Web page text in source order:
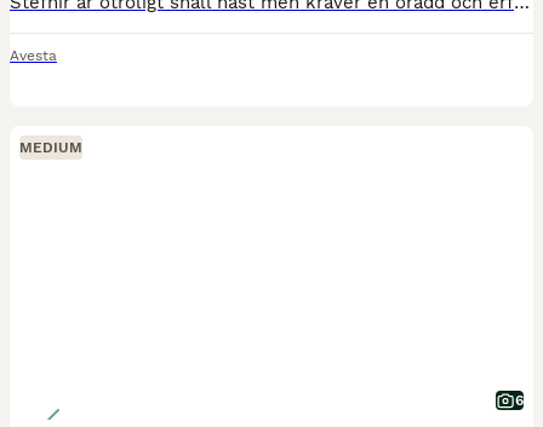
Avesta
MEDIUM
6